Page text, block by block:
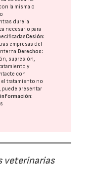
la misma o
dure la
necesario para
Cesión:
empresas del
Derechos:
supresión,
y
con
el tratamiento no
puede presentar
información:
veterinarias